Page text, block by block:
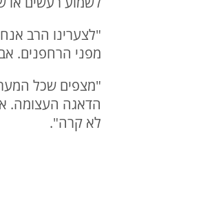
"לצערינו הרב
מפני הרחפנים.
"מצפים שכל
הדאגה העצומה.
לא קרה".